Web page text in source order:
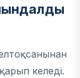
келеді.